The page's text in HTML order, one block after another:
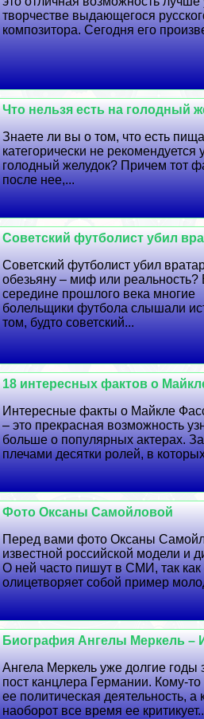
творчестве выдающегося
композитора. Сегодня его
Что нельзя есть на голодный
Знаете ли вы о том, что есть
категорически не рекомендуется
голодный желудок? Причем тот
после нее,...
Советский футболист убил
Советский футболист убил
обезьяну – миф или реальность?
середине прошлого века многие
болельщики футбола слышали
том, будто советский...
18 интересных фактов о
Интересные факты о Майкле
– это прекрасная возможность
больше о популярных актерах.
плечами десятки ролей, в
Фото Оксаны Самойловой
Перед вами фото Оксаны
известной российской модели и
О ней часто пишут в СМИ, так как
олицетворяет собой пример
Биография Ангелы Меркель –
Ангела Меркель уже долгие годы
пост канцлера Германии. Кому-то
ее политическая деятельность, а
наоборот все время ее